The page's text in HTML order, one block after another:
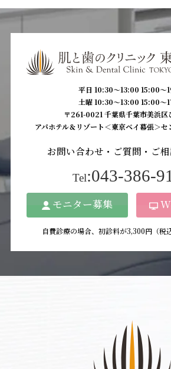
平日 10:30〜13:00 15:00〜
土曜 10:30〜13:00 15:00〜
〒261-0021 千葉県千葉市美浜区
アパホテル＆リゾート＜東京ベイ幕張＞
お問い合わせ・ご質問・ご
Tel:043-386-
モニター募集
自費診療の場合、初診料が3,300円（税